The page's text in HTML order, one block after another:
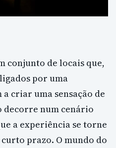
conjunto de locais que,
por uma
criar uma sensação de
decorre num cenário
a experiência se torne
prazo. O mundo do